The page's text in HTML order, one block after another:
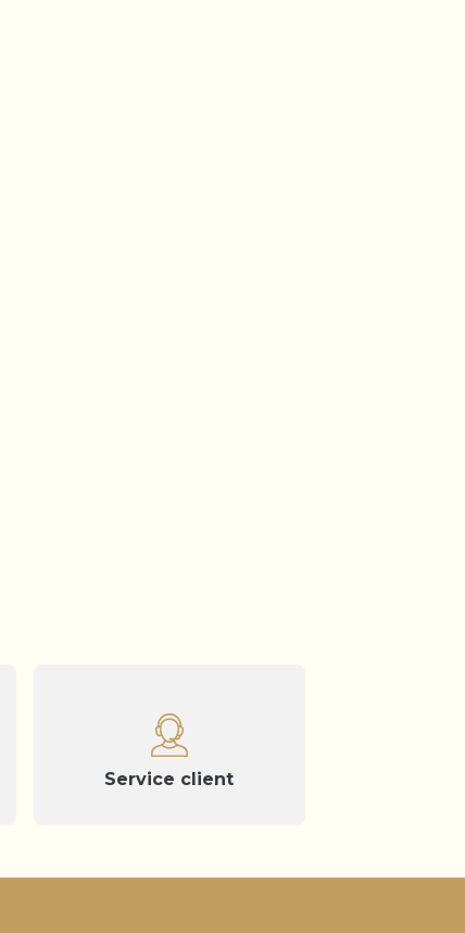
Service client